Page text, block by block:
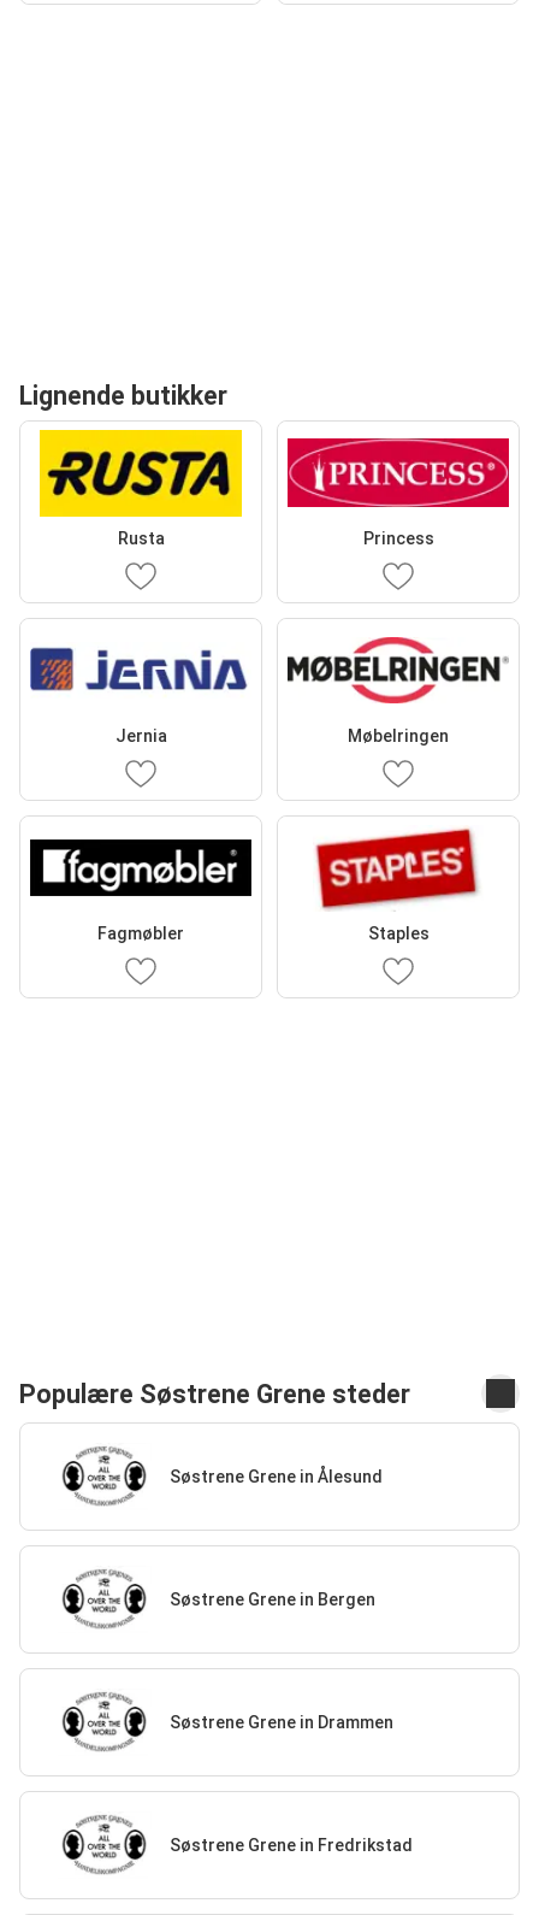
Lignende butikker
Rusta Princess
Jernia Møbelringen
Fagmøbler Staples
Populære Søstrene Grene steder
Søstrene Grene in Ålesund
Søstrene Grene in Bergen
Søstrene Grene in Drammen
Søstrene Grene in Fredrikstad